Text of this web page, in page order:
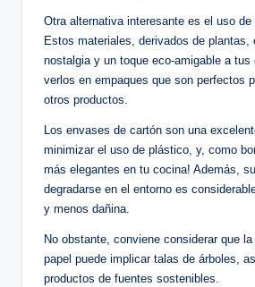
Otra alternativa interesante ​es el uso de
Estos⁣ materiales, derivados⁢ de plantas,
nostalgia y un toque eco-amigable a tus
verlos en empaques⁣ que son​ perfectos
otros productos.
Los ​envases de cartón son​ una
minimizar el‍ uso de plástico, y, como
más ⁣elegantes en tu cocina! Además,
degradarse en el entorno ⁢es
‍y‌ menos dañina.
No ⁣obstante, conviene considerar que
papel puede implicar talas de árboles,‍
productos de ‍fuentes ‍sostenibles.